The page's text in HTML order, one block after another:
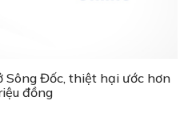
Sông Đốc, thiệt hại ước hơn
đồng